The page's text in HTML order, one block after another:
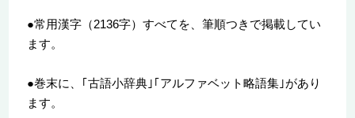
●常用漢字（2136字）すべてを、筆順つきで掲載してい
ます。
●巻末に、｢古語小辞典｣｢アルファベット略語集｣があり
ます。